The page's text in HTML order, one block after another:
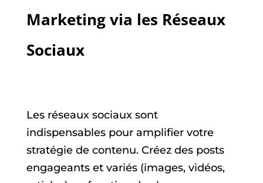
Marketing via les Réseaux
Sociaux
Les réseaux sociaux sont
indispensables pour amplifier votre
stratégie de contenu. Créez des posts
engageants et variés (images, vidéos,